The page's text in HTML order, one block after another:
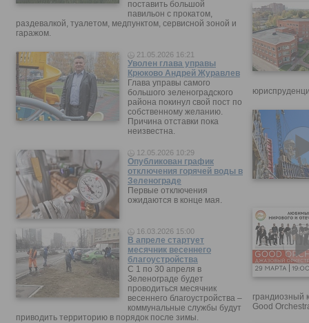
поставить большой
павильон с прокатом,
раздевалкой, туалетом, медпунктом, сервисной зоной и
гаражом.
21.05.2026 16:21
Уволен глава управы
Крюково Андрей Журавлев
Глава управы самого
большого зеленоградского
района покинул свой пост по
собственному желанию.
Причина отставки пока
неизвестна.
12.05.2026 10:29
Опубликован график
отключения горячей воды в
Зеленограде
Первые отключения
ожидаются в конце мая.
16.03.2026 15:00
В апреле стартует
месячник весеннего
благоустройства
С 1 по 30 апреля в
Зеленограде будет
проводиться месячник
весеннего благоустройства –
коммунальные службы будут
приводить территорию в порядок после зимы.
грандиозный
Good